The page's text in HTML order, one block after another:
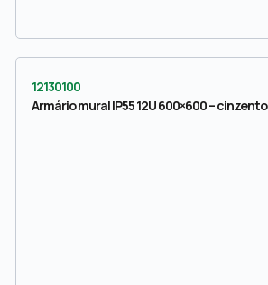
12130100
Armário mural IP55 12U 600×600 – cinzento